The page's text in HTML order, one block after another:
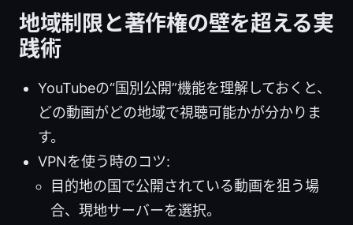
地域制限と著作権の壁を超える実
践術
YouTubeの“国別公開”機能を理解しておくと、
どの動画がどの地域で視聴可能かが分かりま
す。
VPNを使う時のコツ:
目的地の国で公開されている動画を狙う場
合、現地サーバーを選択。